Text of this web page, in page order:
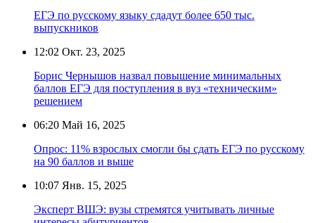
ЕГЭ по русскому языку сдадут более 650 тыс.
выпускников
12:02 Окт. 23, 2025
Борис Чернышов назвал повышение минимальных
баллов ЕГЭ для поступления в вуз «техническим»
решением
06:20 Май 16, 2025
Опрос: 11% взрослых смогли бы сдать ЕГЭ по русскому
на 90 баллов и выше
10:07 Янв. 15, 2025
Эксперт ВШЭ: вузы стремятся учитывать личные